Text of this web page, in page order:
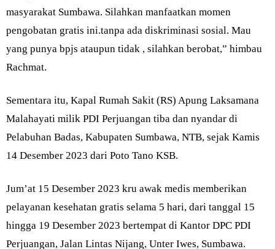
masyarakat Sumbawa. Silahkan manfaatkan momen
pengobatan gratis ini.tanpa ada diskriminasi sosial. Mau
yang punya bpjs ataupun tidak , silahkan berobat,” himbau
Rachmat.
Sementara itu, Kapal Rumah Sakit (RS) Apung Laksamana
Malahayati milik PDI Perjuangan tiba dan nyandar di
Pelabuhan Badas, Kabupaten Sumbawa, NTB, sejak Kamis
14 Desember 2023 dari Poto Tano KSB.
Jum’at 15 Desember 2023 kru awak medis memberikan
pelayanan kesehatan gratis selama 5 hari, dari tanggal 15
hingga 19 Desember 2023 bertempat di Kantor DPC PDI
Perjuangan, Jalan Lintas Nijang, Unter Iwes, Sumbawa.